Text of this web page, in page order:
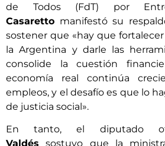
de Todos (FdT) por
Casaretto manifestó su
sostener que «hay que
la Argentina y darle las
consolide la cuestión
economía real continúa
empleos, y el desafío es que lo
de justicia social».
En tanto, el diputado
Valdés sostuvo que la